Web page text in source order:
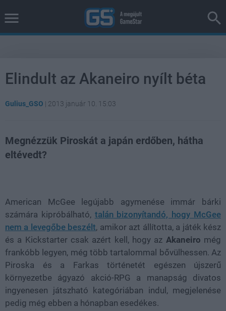
Elindult az Akaneiro nyílt béta
Gulius_GSO | 2013 január 10. 15:03
Megnézzük Piroskát a japán erdőben, hátha
eltévedt?
American McGee legújabb agymenése immár bárki
számára kipróbálható, talán bizonyítandó, hogy McGee
nem a levegőbe beszélt, amikor azt állította, a játék kész
és a Kickstarter csak azért kell, hogy az Akaneiro még
frankóbb legyen, még több tartalommal bővülhessen. Az
Piroska és a Farkas történetét egészen újszerű
környezetbe ágyazó akció-RPG a manapság divatos
ingyenesen játszható kategóriában indul, megjelenése
pedig még ebben a hónapban esedékes.